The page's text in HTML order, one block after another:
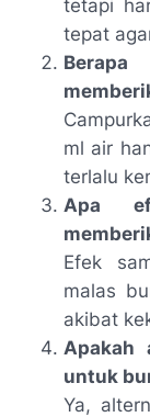
tetapi
tepat
ml air
terlalu
Apa
Efek
malas
akibat
Apakah
untuk
Ya,